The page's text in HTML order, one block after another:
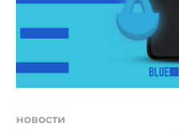
Казахстане историю
новости